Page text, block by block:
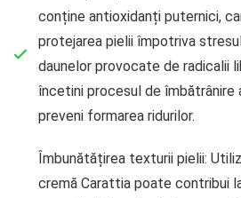
conține antioxidanți puternici,
protejarea pielii împotriva
daunelor provocate de radicalii
încetini procesul de îmbătrânire
preveni formarea ridurilor.
Îmbunătățirea texturii pielii:
cremă Carattia poate contribui